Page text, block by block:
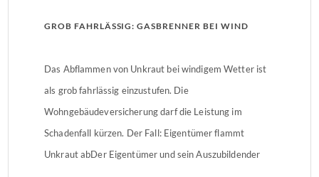
GROB FAHRLÄSSIG: GASBRENNER BEI WIND
Das Abflammen von Unkraut bei windigem Wetter ist
als grob fahrlässig einzustufen. Die
Wohngebäudeversicherung darf die Leistung im
Schadenfall kürzen. Der Fall: Eigentümer flammt
Unkraut abDer Eigentümer und sein Auszubildender